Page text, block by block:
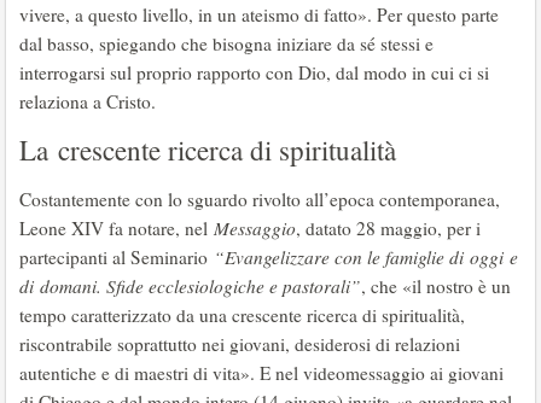
vivere, a questo livello, in un ateismo di fatto». Per questo parte
dal basso, spiegando che bisogna iniziare da sé stessi e
interrogarsi sul proprio rapporto con Dio, dal modo in cui ci si
relaziona a Cristo.
La crescente ricerca di spiritualità
Costantemente con lo sguardo rivolto all’epoca contemporanea,
Leone XIV fa notare, nel Messaggio, datato 28 maggio, per i
partecipanti al Seminario “Evangelizzare con le famiglie di oggi e
di domani. Sfide ecclesiologiche e pastorali”, che «il nostro è un
tempo caratterizzato da una crescente ricerca di spiritualità,
riscontrabile soprattutto nei giovani, desiderosi di relazioni
autentiche e di maestri di vita». E nel videomessaggio ai giovani